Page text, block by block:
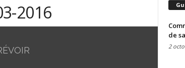
2016
de
2